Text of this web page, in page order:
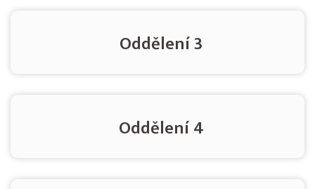
Oddělení 3
Oddělení 4